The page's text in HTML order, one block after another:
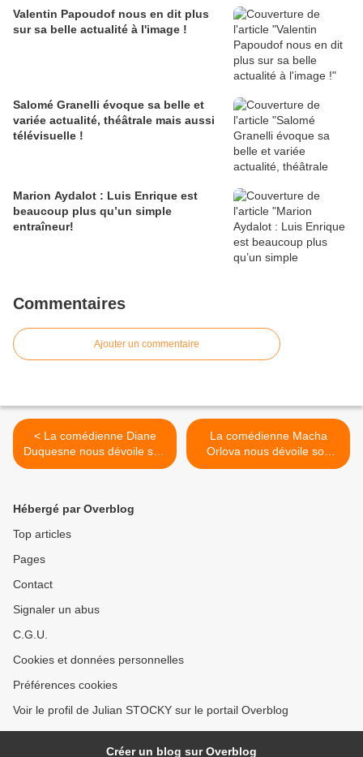
Valentin Papoudof nous en dit plus
sur sa belle actualité à l'image !
Salomé Granelli évoque sa belle et
variée actualité, théâtrale mais aussi
télévisuelle !
Marion Aydalot : Luis Enrique est
beaucoup plus qu’un simple
entraîneur!
Commentaires
Ajouter un commentaire
< La comédienne Diane
Duquesne nous dévoile son
actualité théâtrale et
La comédienne Macha
Orlova nous dévoile son
actualité et ses projets
Hébergé par Overblog
Top articles
Pages
Contact
Signaler un abus
C.G.U.
Cookies et données personnelles
Préférences cookies
Voir le profil de Julian STOCKY sur le portail Overblog
Créer un blog sur Overblog